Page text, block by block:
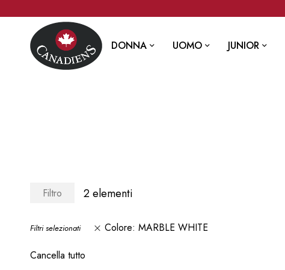
DONNA UOMO JUNIOR
Filtri selezionati Colore MARBLE WHITE
Cancella tutto
Filtro 2elementi